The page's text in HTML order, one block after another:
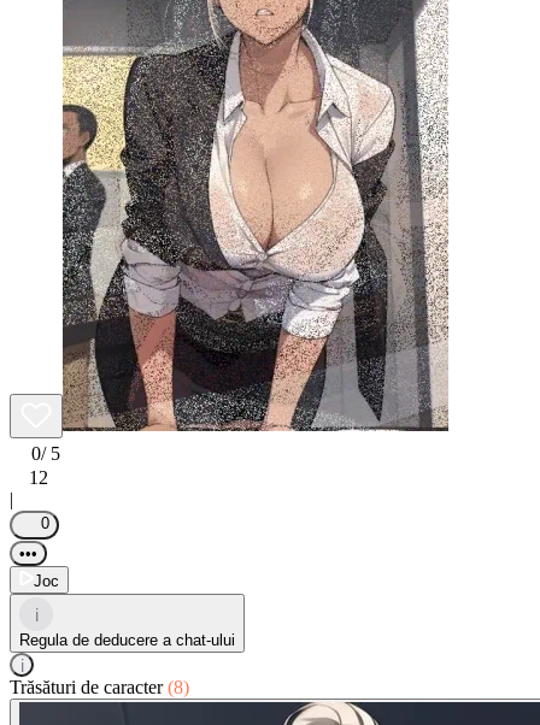
0/ 5
12
|
0
•••
Joc
i
Regula de deducere a chat-ului
i
Trăsături de caracter(8)